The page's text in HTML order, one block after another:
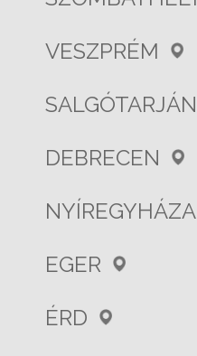
VESZPRÉM
SALGÓTARJÁN
DEBRECEN
NYÍREGYHÁZA
EGER
ÉRD